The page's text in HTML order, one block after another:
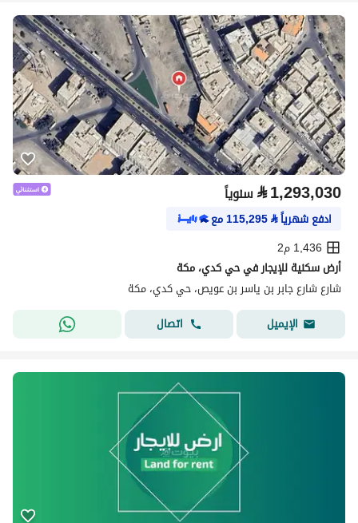
⃁1,293,030 سنوياً
ادفع شهرياً⃁
115,295مع
1,436 م2
أرض سكنية للإيجار في حي كدي، مكة
شارع شارع جابر بن ياسر بن عويص، حي كدي، مكة
الإيميل
اتصال